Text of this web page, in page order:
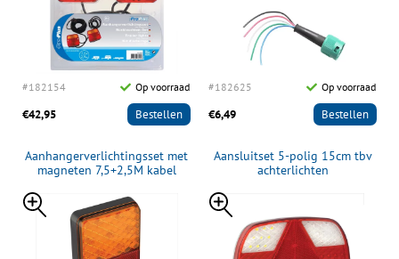
#182154 Op voorraad
€42,95 Bestellen
Aanhangerverlichtingsset met
magneten 7,5+2,5M kabel
#182625 Op voorraad
€6,49 Bestellen
Aansluitset 5-polig 15cm tbv
achterlichten